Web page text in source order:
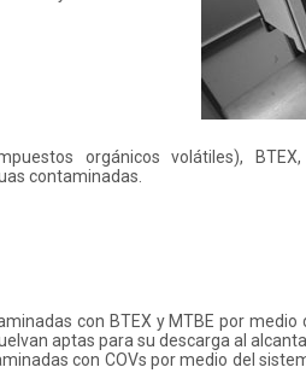
orgánicos volátiles),
contaminadas.
con BTEX y MTBE por
aptas para su descarga al
con COVs por medio del